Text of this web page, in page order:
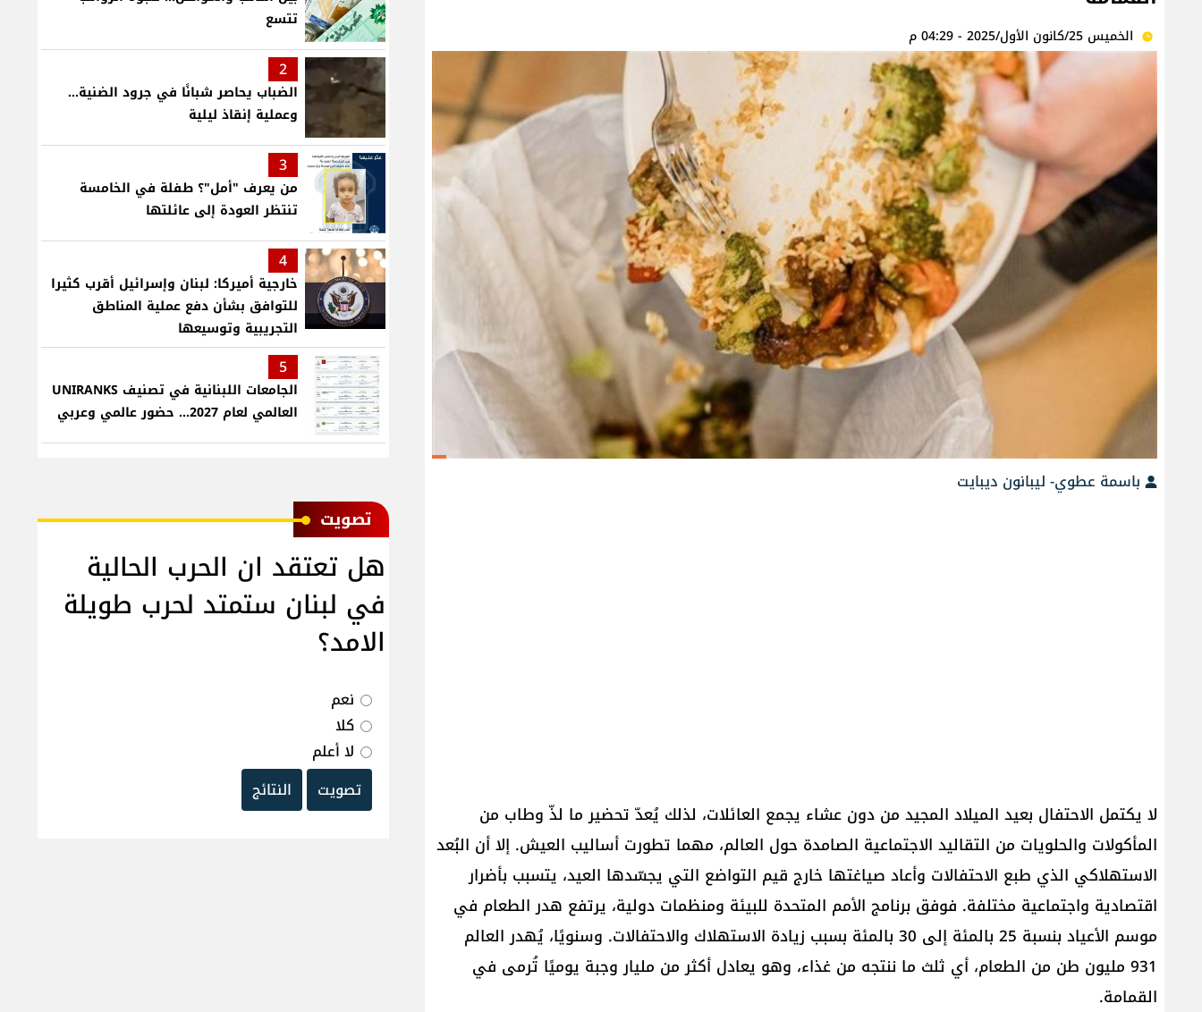
الخميس 25/كانون الأول/2025 - 04:29 م
باسمة عطوي- ليبانون ديبايت
لا يكتمل الاحتفال بعيد الميلاد المجيد من دون عشاء يجمع العائلات، لذلك يُعدّ تحضير ما لذّ وطاب من
المأكولات والحلويات من التقاليد الاجتماعية الصامدة حول العالم، مهما تطورت أساليب العيش. إلا أن البُعد
الاستهلاكي الذي طبع الاحتفالات وأعاد صياغتها خارج قيم التواضع التي يجسّدها العيد، يتسبب بأضرار
اقتصادية واجتماعية مختلفة. فوفق برنامج الأمم المتحدة للبيئة ومنظمات دولية، يرتفع هدر الطعام في
موسم الأعياد بنسبة 25 بالمئة إلى 30 بالمئة بسبب زيادة الاستهلاك والاحتفالات. وسنويًا، يُهدر العالم
931 مليون طن من الطعام، أي ثلث ما ننتجه من غذاء، وهو يعادل أكثر من مليار وجبة يوميًا تُرمى في
القمامة.
تتسع
2
الضباب يحاصر شبانًا في جرود الضنية...
وعملية إنقاذ ليلية
3
من يعرف "أمل"؟ طفلة في الخامسة
تنتظر العودة إلى عائلتها
4
خارجية أميركا: لبنان وإسرائيل أقرب كثيرا
للتوافق بشأن دفع عملية المناطق
التجريبية وتوسيعها
5
الجامعات اللبنانية في تصنيف UNIRANKS
العالمي لعام 2027... حضور عالمي وعربي
ﺗﺼﻮﻳﺖ
هل تعتقد ان الحرب الحالية
في لبنان ستمتد لحرب طويلة
الامد؟
نعم
كلا
لا أعلم
تصويت
النتائج